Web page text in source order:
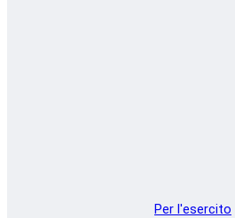
Per l'esercito